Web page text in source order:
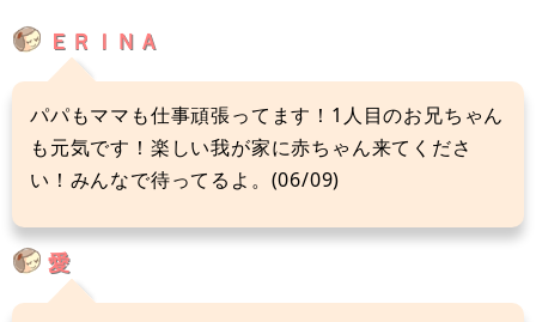
ＥＲＩＮＡ
パパもママも仕事頑張ってます！1人目のお兄ちゃん
も元気です！楽しい我が家に赤ちゃん来てくださ
い！みんなで待ってるよ。(06/09)
愛